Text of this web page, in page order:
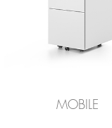
MOBILE